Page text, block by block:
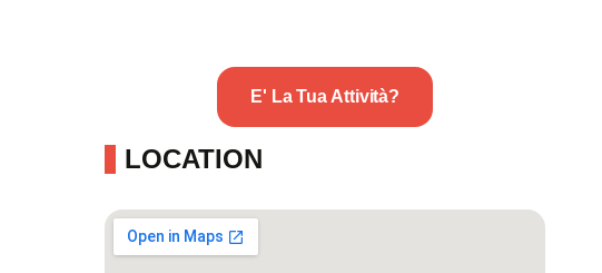
E' La Tua Attività?
LOCATION